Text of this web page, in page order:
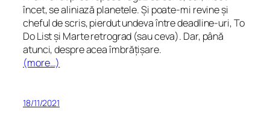
încet, se aliniază planetele. Și poate-mi revine și
cheful de scris, pierdut undeva între deadline-uri, To
Do List și Marte retrograd (sau ceva). Dar, până
atunci, despreaceaîmbrățișare.
(more…)
18/11/2021